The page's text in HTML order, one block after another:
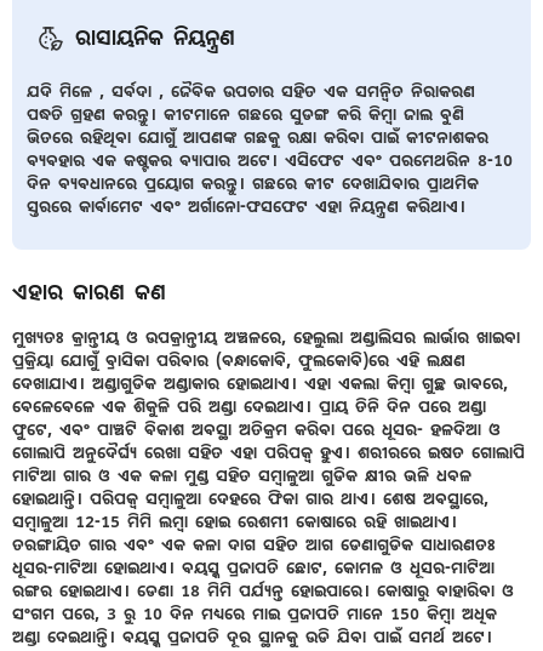
ରାସାୟନିକ ନିୟନ୍ତ୍ରଣ
ଯଦି ମିଳେ , ସର୍ବଦା , ଜୈବିକ ଉପଚାର ସହିତ ଏକ ସମନ୍ଵିତ ନିରାକରଣ
ପଦ୍ଧତି ଗ୍ରହଣ କରନ୍ତୁ। କୀଟମାନେ ଗଛରେ ସୁଡଙ୍ଗ କରି କିମ୍ବା ଜାଲ ବୁଣି
ଭିତରେ ରହିଥିବା ଯୋଗୁଁ ଆପଣଙ୍କ ଗଛକୁ ରକ୍ଷା କରିବା ପାଇଁ କୀଟନାଶକର
ବ୍ୟବହାର ଏକ କଷ୍ଟକର ବ୍ୟାପାର ଅଟେ। ଏସିଫେଟ ଏବଂ ପରମେଥରିନ 8-10
ଦିନ ବ୍ୟବଧାନରେ ପ୍ରୟୋଗ କରନ୍ତୁ। ଗଛରେ କୀଟ ଦେଖାଯିବାର ପ୍ରାଥମିକ
ସ୍ତରରେ କାର୍ବାମେଟ ଏବଂ ଅର୍ଗାନୋ-ଫସଫେଟ ଏହା ନିୟନ୍ତ୍ରଣ କରିଥାଏ।
ଏହାର କାରଣ କଣ
ମୁଖ୍ଯତଃ କ୍ରାନ୍ତୀୟ ଓ ଉପକ୍ରାନ୍ତୀୟ ଅଞ୍ଚଳରେ, ହେଲୁଲା ଅଣ୍ଡାଲିସର ଲାର୍ଭାର ଖାଇବା
ପ୍ରକ୍ରିୟା ଯୋଗୁଁ ବ୍ରାସିକା ପରିବାର (ବନ୍ଧାକୋବି, ଫୁଲକୋବି)ରେ ଏହି ଲକ୍ଷଣ
ଦେଖାଯାଏ। ଅଣ୍ଡାଗୁଡିକ ଅଣ୍ଡାକାର ହୋଇଥାଏ। ଏହା ଏକଲା କିମ୍ବା ଗୁଚ୍ଛ ଭାବରେ,
ବେଳେବେଳେ ଏକ ଶିକୁଳି ପରି ଅଣ୍ଡା ଦେଇଥାଏ। ପ୍ରାୟ ତିନି ଦିନ ପରେ ଅଣ୍ଡା
ଫୁଟେ, ଏବଂ ପାଞ୍ଚଟି ବିକାଶ ଅବସ୍ଥା ଅତିକ୍ରମ କରିବା ପରେ ଧୂସର- ହଳଦିଆ ଓ
ଗୋଲାପି ଅନୁଦୈର୍ଘ୍ୟ ରେଖା ସହିତ ଏହା ପରିପକ୍ଵ ହୁଏ। ଶରୀରରେ ଇଷତ ଗୋଲାପି
ମାଟିଆ ଗାର ଓ ଏକ କଳା ମୁଣ୍ଡ ସହିତ ସମ୍ବାଳୁଆ ଗୁଡିକ କ୍ଷୀର ଭଳି ଧବଳ
ହୋଇଥାନ୍ତି। ପରିପକ୍ଵ ସମ୍ବାଳୁଆ ଦେହରେ ଫିକା ଗାର ଥାଏ। ଶେଷ ଅବସ୍ଥାରେ,
ସମ୍ବାଳୁଆ 12-15 ମିମି ଲମ୍ବା ହୋଇ ରେଶମୀ କୋଷାରେ ରହି ଖାଇଥାଏ।
ତରଙ୍ଗାୟିତ ଗାର ଏବଂ ଏକ କଳା ଦାଗ ସହିତ ଆଗ ଡେଣାଗୁଡିକ ସାଧାରଣତଃ
ଧୂସର-ମାଟିଆ ହୋଇଥାଏ। ବୟସ୍କ ପ୍ରଜାପତି ଛୋଟ, କୋମଳ ଓ ଧୂସର-ମାଟିଆ
ରଙ୍ଗର ହୋଇଥାଏ। ଡେଣା 18 ମିମି ପର୍ଯ୍ୟନ୍ତ ହୋଇପାରେ। କୋଷାରୁ ବାହାରିବା ଓ
ସଂଗମ ପରେ, 3 ରୁ 10 ଦିନ ମଧ୍ୟରେ ମାଇ ପ୍ରଜାପତି ମାନେ 150 କିମ୍ବା ଅଧିକ
ଅଣ୍ଡା ଦେଇଥାନ୍ତି। ବୟସ୍କ ପ୍ରଜାପତି ଦୂର ସ୍ଥାନକୁ ଉଡି ଯିବା ପାଇଁ ସମର୍ଥ ଅଟେ।